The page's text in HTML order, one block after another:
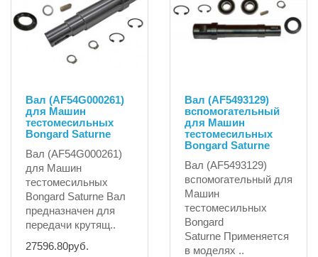
Вал (AF54G000261)
для Машин
тестомесильных
Bongard Saturne
Вал (AF54G000261)
для Машин
тестомесильных
Bongard Saturne Вал
предназначен для
передачи крутящ..
27596.80руб.
Вал (AF5493129)
вспомогательный
для Машин
тестомесильных
Bongard Saturne
Вал (AF5493129)
вспомогательный для
Машин
тестомесильных
Bongard
Saturne Применяется
в моделях ..